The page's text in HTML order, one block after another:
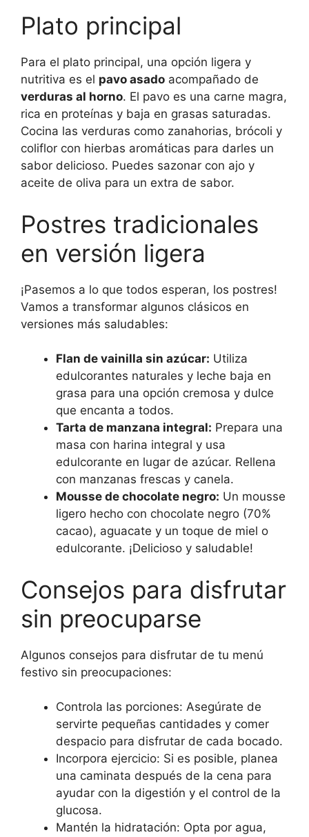
Plato principal
Para el plato principal, una opción ligera y
nutritiva es el pavo asado acompañado de
verduras al horno. El pavo es una carne magra,
rica en proteínas y baja en grasas saturadas.
Cocina las verduras como zanahorias, brócoli y
coliflor con hierbas aromáticas para darles un
sabor delicioso. Puedes sazonar con ajo y
aceite de oliva para un extra de sabor.
Postres tradicionales
en versión ligera
¡Pasemos a lo que todos esperan, los postres!
Vamos a transformar algunos clásicos en
versiones más saludables:
Flan de vainilla sin azúcar: Utiliza
edulcorantes naturales y leche baja en
grasa para una opción cremosa y dulce
que encanta a todos.
Tarta de manzana integral: Prepara una
masa con harina integral y usa
edulcorante en lugar de azúcar. Rellena
con manzanas frescas y canela.
Mousse de chocolate negro: Un mousse
ligero hecho con chocolate negro (70%
cacao), aguacate y un toque de miel o
edulcorante. ¡Delicioso y saludable!
Consejos para disfrutar
sin preocuparse
Algunos consejos para disfrutar de tu menú
festivo sin preocupaciones:
Controla las porciones: Asegúrate de
servirte pequeñas cantidades y comer
despacio para disfrutar de cada bocado.
Incorpora ejercicio: Si es posible, planea
una caminata después de la cena para
ayudar con la digestión y el control de la
glucosa.
Mantén la hidratación: Opta por agua,